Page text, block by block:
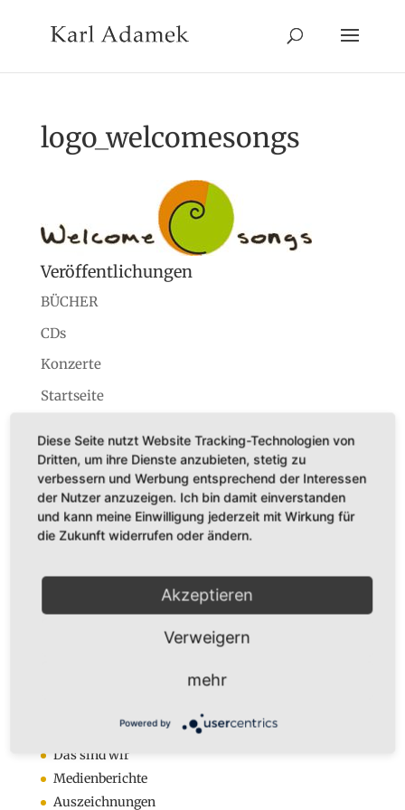
logo_welcomesongs
Veröffentlichungen
BÜCHER
CDs
Konzerte
Startseite
Dr. Karl Adamek
Augustastr. 32
Tel. +49 (0)160-7877562
Fax +49 (0)2324-570405
infos@karladamek.de
Das sind wir
Medienberichte
Auszeichnungen
Diese Seite nutzt Website Tracking-Technologien von
Dritten, um ihre Dienste anzubieten, stetig zu
verbessern und Werbung entsprechend der Interessen
der Nutzer anzuzeigen. Ich bin damit einverstanden
und kann meine Einwilligung jederzeit mit Wirkung für
die Zukunft widerrufen oder ändern.
Akzeptieren
Verweigern
mehr
Powered by